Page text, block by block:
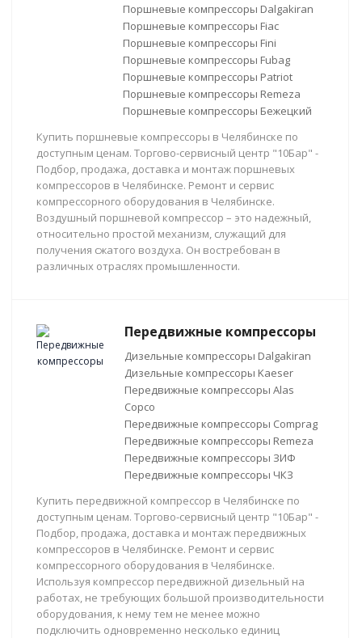
Поршневые компрессоры Dalgakiran
Поршневые компрессоры Fiac
Поршневые компрессоры Fini
Поршневые компрессоры Fubag
Поршневые компрессоры Patriot
Поршневые компрессоры Remeza
Поршневые компрессоры Бежецкий
Купить поршневые компрессоры в Челябинске по
доступным ценам. Торгово-сервисный центр "10Бар" -
Подбор, продажа, доставка и монтаж поршневых
компрессоров в Челябинске. Ремонт и сервис
компрессорного оборудования в Челябинске.
Воздушный поршневой компрессор – это надежный,
относительно простой механизм, служащий для
получения сжатого воздуха. Он востребован в
различных отраслях промышленности.
Передвижные компрессоры
Дизельные компрессоры Dalgakiran
Дизельные компрессоры Kaeser
Передвижные компрессоры Alas
Copco
Передвижные компрессоры Comprag
Передвижные компрессоры Remeza
Передвижные компрессоры ЗИФ
Передвижные компрессоры ЧКЗ
Купить передвижной компрессор в Челябинске по
доступным ценам. Торгово-сервисный центр "10Бар" -
Подбор, продажа, доставка и монтаж передвижных
компрессоров в Челябинске. Ремонт и сервис
компрессорного оборудования в Челябинске.
Используя компрессор передвижной дизельный на
работах, не требующих большой производительности
оборудования, к нему тем не менее можно
подключить одновременно несколько единиц